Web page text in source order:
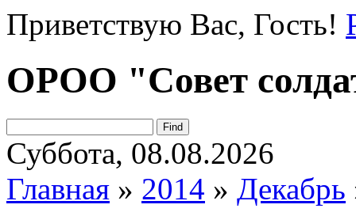
Приветствую Вас, Гость!
ОРОО "Совет
Суббота, 08.08.2026
Главная » 2014 » Декабрь